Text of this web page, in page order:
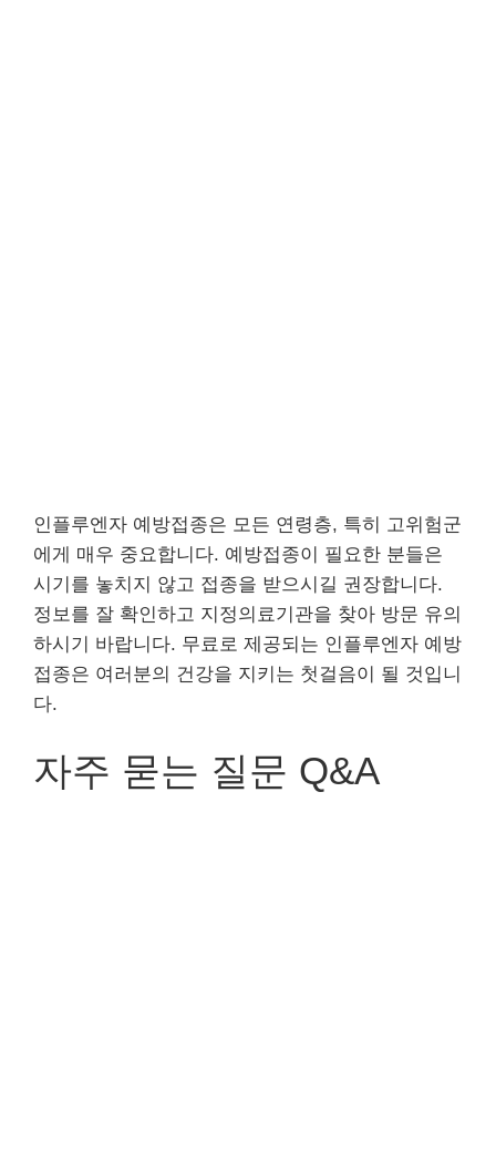
인플루엔자 예방접종은 모든 연령층, 특히 고위험군
에게 매우 중요합니다. 예방접종이 필요한 분들은
시기를 놓치지 않고 접종을 받으시길 권장합니다.
정보를 잘 확인하고 지정의료기관을 찾아 방문 유의
하시기 바랍니다. 무료로 제공되는 인플루엔자 예방
접종은 여러분의 건강을 지키는 첫걸음이 될 것입니
다.
자주 묻는 질문 Q&A